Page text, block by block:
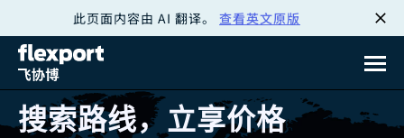
此页面内容由 AI 翻译。 查看英文原版
搜索路线，立享价格